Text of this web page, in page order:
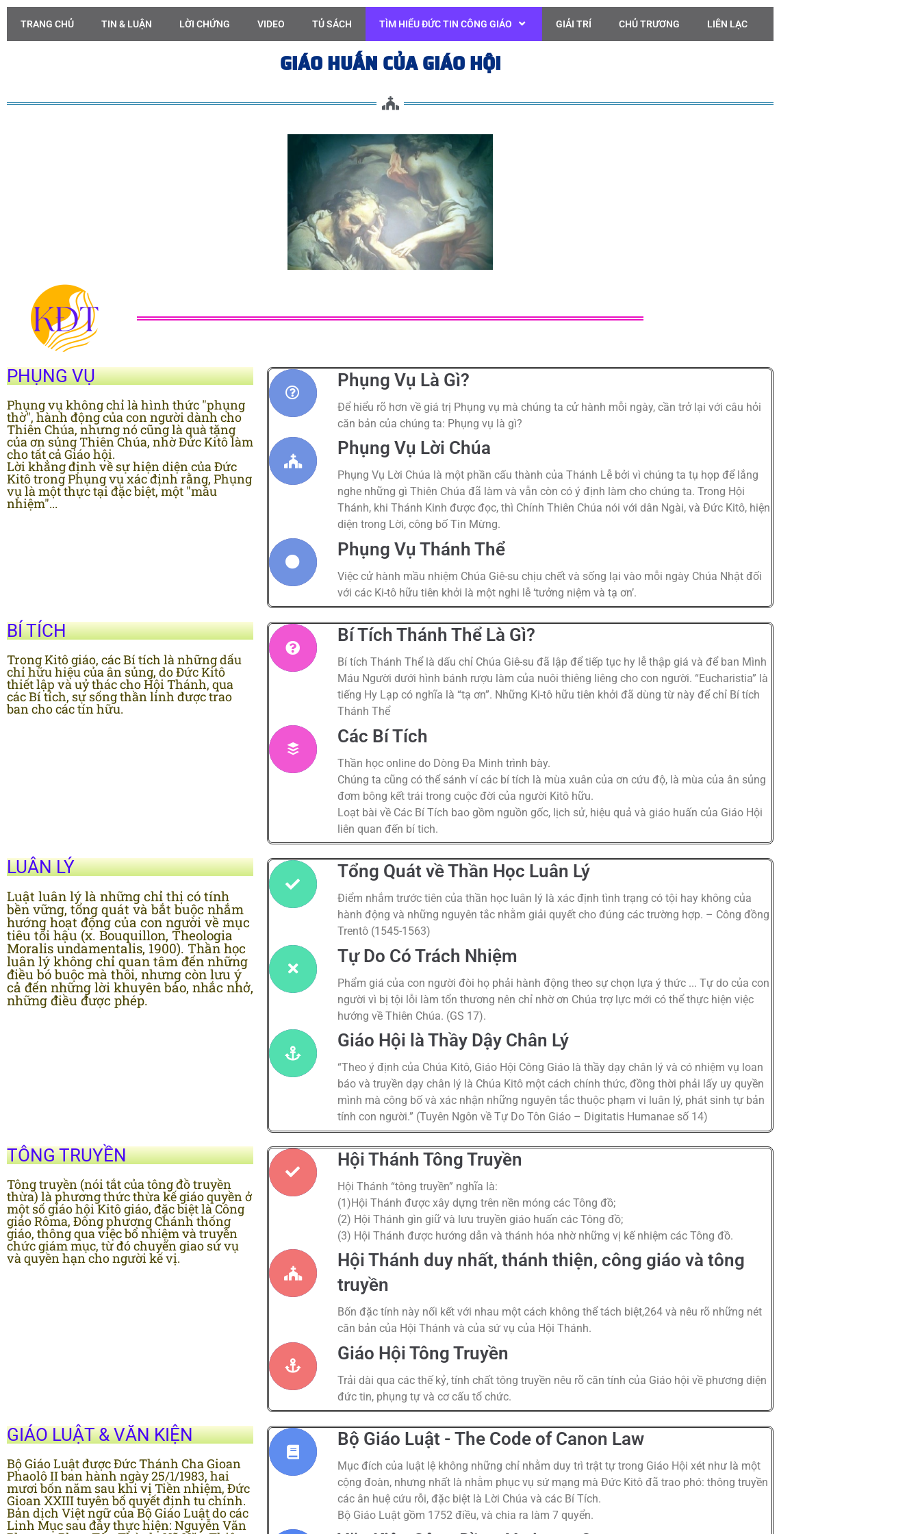
TRANG CHỦ TIN & LUẬN LỜI CHỨNG VIDEO TỦ SÁCH TÌM HIỂU ĐỨC TIN CÔNG GIÁO GIẢI TRÍ CHỦ TRƯƠNG LIÊN LẠC
GIÁO HUẤN CỦA GIÁO HỘI
PHỤNG VỤ
Phụng vụ không chỉ là hình thức "phụng
thờ", hành động của con người dành cho
Thiên Chúa, nhưng nó cũng là quà tặng
của ơn sủng Thiên Chúa, nhờ Đức Kitô làm
cho tất cả Giáo hội.
Lời khẳng định về sự hiện diện của Đức
Kitô trong Phụng vụ xác định rằng, Phụng
vụ là một thực tại đặc biệt, một "mầu
nhiệm"...
Phụng Vụ Là Gì?
Để hiểu rõ hơn về giá trị Phụng vụ mà chúng ta cử hành mỗi ngày, cần trở lại với câu hỏi
căn bản của chúng ta: Phụng vụ là gì?
Phụng Vụ Lời Chúa
Phụng Vụ Lời Chúa là một phần cấu thành của Thánh Lễ bởi vì chúng ta tụ họp để lắng
nghe những gì Thiên Chúa đã làm và vẫn còn có ý định làm cho chúng ta. Trong Hội
Thánh, khi Thánh Kinh được đọc, thì Chính Thiên Chúa nói với dân Ngài, và Đức Kitô, hiện
diện trong Lời, công bố Tin Mừng.
Phụng Vụ Thánh Thể
Việc cử hành mầu nhiệm Chúa Giê-su chịu chết và sống lại vào mỗi ngày Chúa Nhật đối
với các Ki-tô hữu tiên khởi là một nghi lễ ‘tưởng niệm và tạ ơn’.
BÍ TÍCH
Trong Kitô giáo, các Bí tích là những dấu
chỉ hữu hiệu của ân sủng, do Đức Kitô
thiết lập và uỷ thác cho Hội Thánh, qua
các Bí tích, sự sống thần linh được trao
ban cho các tín hữu.
Bí Tích Thánh Thể Là Gì?
Bí tích Thánh Thể là dấu chỉ Chúa Giê-su đã lập để tiếp tục hy lễ thập giá và để ban Mình
Máu Người dưới hình bánh rượu làm của nuôi thiêng liêng cho con người. “Eucharistia” là
tiếng Hy Lạp có nghĩa là “tạ ơn”. Những Ki-tô hữu tiên khởi đã dùng từ này để chỉ Bí tích
Thánh Thể
Các Bí Tích
Thần học online do Dòng Đa Minh trình bày.
Chúng ta cũng có thể sánh ví các bí tích là mùa xuân của ơn cứu độ, là mùa của ân sủng
đơm bông kết trái trong cuộc đời của người Kitô hữu.
Loạt bài về Các Bí Tích bao gồm nguồn gốc, lịch sử, hiệu quả và giáo huấn của Giáo Hội
liên quan đến bí tich.
LUÂN LÝ
Luật luân lý là những chỉ thị có tính
bền vững, tổng quát và bắt buộc nhắm
hướng hoạt động của con người về mục
tiêu tối hậu (x. Bouquillon, Theologia
Moralis undamentalis, 1900). Thần học
luân lý không chỉ quan tâm đến những
điều bó buộc mà thôi, nhưng còn lưu ý
cả đến những lời khuyên bảo, nhắc nhở,
những điều được phép.
Tổng Quát về Thần Học Luân Lý
Điểm nhắm trước tiên của thần học luân lý là xác định tình trạng có tội hay không của
hành động và những nguyên tắc nhằm giải quyết cho đúng các trường hợp. – Công đồng
Trentô (1545-1563)
Tự Do Có Trách Nhiệm
Phẩm giá của con người đòi họ phải hành động theo sự chọn lựa ý thức ... Tự do của con
người vì bị tội lỗi làm tổn thương nên chỉ nhờ ơn Chúa trợ lực mới có thể thực hiện việc
hướng về Thiên Chúa. (GS 17).
Giáo Hội là Thầy Dậy Chân Lý
“Theo ý định của Chúa Kitô, Giáo Hội Công Giáo là thầy dạy chân lý và có nhiệm vụ loan
báo và truyền dạy chân lý là Chúa Kitô một cách chính thức, đồng thời phải lấy uy quyền
mình mà công bố và xác nhận những nguyên tắc thuộc phạm vi luân lý, phát sinh tự bản
tính con người.” (Tuyên Ngôn về Tự Do Tôn Giáo – Digitatis Humanae số 14)
TÔNG TRUYỀN
Tông truyền (nói tắt của tông đồ truyền
thừa) là phương thức thừa kế giáo quyền ở
một số giáo hội Kitô giáo, đặc biệt là Công
giáo Rôma, Đông phương Chánh thống
giáo, thông qua việc bổ nhiệm và truyền
chức giám mục, từ đó chuyển giao sứ vụ
và quyền hạn cho người kế vị.
Hội Thánh Tông Truyền
Hội Thánh “tông truyền” nghĩa là:
(1)Hội Thánh được xây dựng trên nền móng các Tông đồ;
(2) Hội Thánh gìn giữ và lưu truyền giáo huấn các Tông đồ;
(3) Hội Thánh được hướng dẫn và thánh hóa nhờ những vị kế nhiệm các Tông đồ.
Hội Thánh duy nhất, thánh thiện, công giáo và tông
truyền
Bốn đặc tính này nối kết với nhau một cách không thể tách biệt,264 và nêu rõ những nét
căn bản của Hội Thánh và của sứ vụ của Hội Thánh.
Giáo Hội Tông Truyền
Trải dài qua các thế kỷ, tính chất tông truyền nêu rõ căn tính của Giáo hội về phương diện
đức tin, phụng tự và cơ cấu tổ chức.
GIÁO LUẬT & VĂN KIỆN
Bộ Giáo Luật được Ðức Thánh Cha Gioan
Phaolô II ban hành ngày 25/1/1983, hai
mươi bốn năm sau khi vị Tiền nhiệm, Ðức
Gioan XXIII tuyên bố quyết định tu chính.
Bản dịch Việt ngữ của Bộ Giáo Luật do các
Linh Mục sau đây thực hiện: Nguyễn Văn
Bộ Giáo Luật - The Code of Canon Law
Mục đích của luật lệ không những chỉ nhằm duy trì trật tự trong Giáo Hội xét như là một
cộng đoàn, nhưng nhất là nhằm phục vụ sứ mạng mà Ðức Kitô đã trao phó: thông truyền
các ân huệ cứu rỗi, đặc biệt là Lời Chúa và các Bí Tích.
Bộ Giáo Luật gồm 1752 điều, và chia ra làm 7 quyển.